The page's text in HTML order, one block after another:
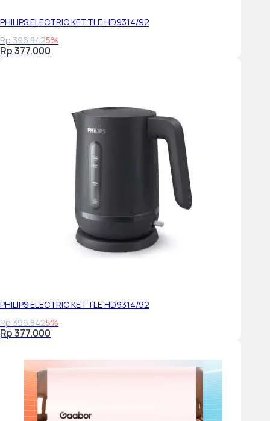
PHILIPS ELECTRIC KETTLE HD9314/92
Rp 396.8425%
Rp 377.000
PHILIPS ELECTRIC KETTLE HD9314/92
Rp 396.8425%
Rp 377.000